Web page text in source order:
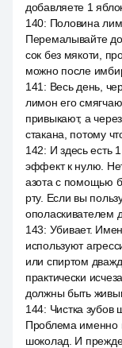
добавляете 1
140: Половина
Перемалывайте
сок без мякоти,
можно после
141 : Весь день,
лимон его
привыкают, а
стакана, потому
142: И здесь есть
эффект к нулю.
азота с помощью
рту. Если вы
ополаскивателем
143: Убивает.
используют
или спиртом
практически
должны быть
144: Чистка зубов
Проблема именно
шоколад. И